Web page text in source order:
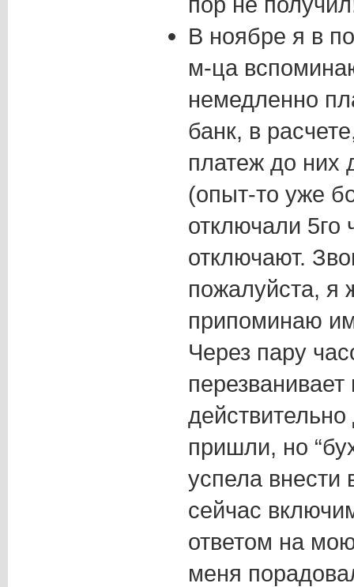
В ноябре я в
м-ца
немедленно
банк, в
платеж до них
(опыт-то уже
отключали 5го
отключают.
пожалуйста, я
припоминаю
Через пару
пришли, но
успела внести
сейчас
ответом на
меня